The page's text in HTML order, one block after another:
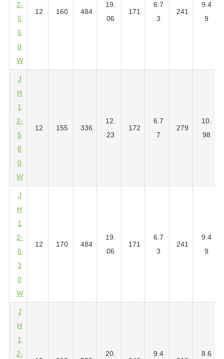
2-
5
5
0
W
12 160 484
19.
06
171
6.7
3
241
9.4
9
J
H
1
2-
5
8
0
W
12 155 336
12.
23
172
6.7
7
279
10.
98
J
H
1
2-
6
3
0
W
12 170 484
19.
06
171
6.7
3
241
9.4
9
J
H
1
2-
20.
9.4
8.6